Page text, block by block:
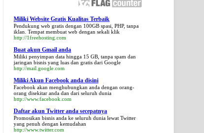
Miliki Website Gratis Kualitas Terbaik
Pendukung web gratis dengan 100GB spasi, PHP, tanpa
iklan. Tempat membuat web dengan sekali klik
http://1freehosting.com
Buat akun Gmail anda
Miliki penyimpan data hingga 15 GB, tanpa spam dan
jaringan bisnis yang luas dan gratis dari Google
http://mail.google.com
Miliki Akun Facebook anda disini
Facebook akan menghubungkan anda dengan orang-
orang disekitar anda dan dari seluruh dunia
http://www.facebook.com
Daftar akun Twitter anda secepatnya
Promosikan bisnis anda ke seluruh dunia lewat Twitter
yang penuh dengan kemudahan
http://www.twitter.com